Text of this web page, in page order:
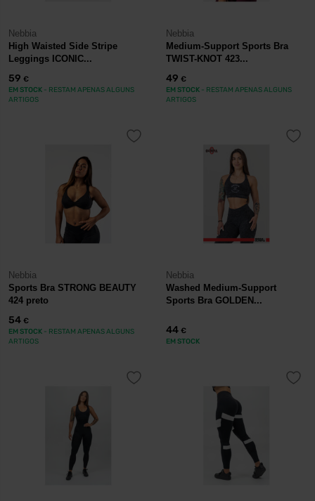
Nebbia
High Waisted Side Stripe
Leggings ICONIC...
59 €
EM STOCK - RESTAM APENAS ALGUNS
ARTIGOS
Nebbia
Medium-Support Sports Bra
TWIST-KNOT 423...
49 €
EM STOCK - RESTAM APENAS ALGUNS
ARTIGOS
Nebbia
Sports Bra STRONG BEAUTY
424 preto
54 €
EM STOCK - RESTAM APENAS ALGUNS
ARTIGOS
Nebbia
Washed Medium-Support
Sports Bra GOLDEN...
44 €
EM STOCK